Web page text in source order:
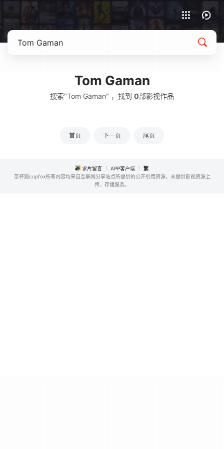
Tom Gaman
搜索"Tom Gaman" ，找到 0部影视作品
首页 下一页 尾页
求片留言 APP客户端
繁
茶杯狐cupfox所有内容均来自互联网分享站点所提供的公开引用资源，未提供影视资源上
传、存储服务。